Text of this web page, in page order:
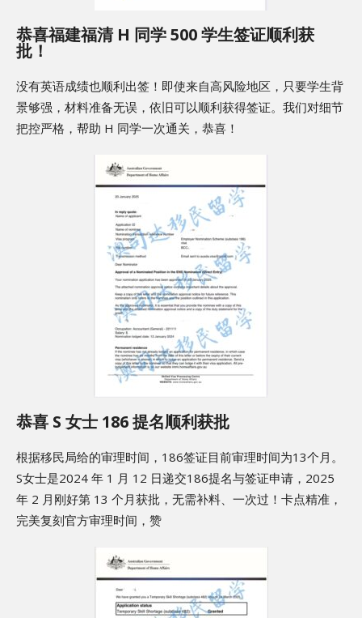
恭喜福建福清 H 同学 500 学生签证顺利获
批！
没有英语成绩也顺利出签！即使来自高风险地区，只要学生背
景够强，材料准备无误，依旧可以顺利获得签证。我们对细节
把控严格，帮助 H 同学一次通关，恭喜！
恭喜 S 女士 186 提名顺利获批
根据移民局给的审理时间，186签证目前审理时间为13个月。
S女士是2024 年 1 月 12 日递交186提名与签证申请，2025
年 2 月刚好第 13 个月获批，无需补料、一次过！卡点精准，
完美复刻官方审理时间，赞